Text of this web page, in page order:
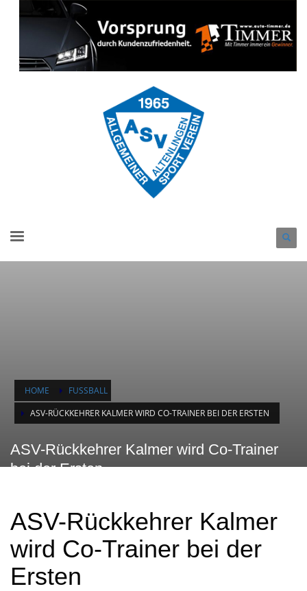
HOME
FUSSBALL
ASV-RÜCKKEHRER KALMER WIRD CO-TRAINER BEI DER ERSTEN
ASV-Rückkehrer Kalmer wird Co-Trainer
bei der Ersten
ASV-Rückkehrer Kalmer
wird Co-Trainer bei der
Ersten